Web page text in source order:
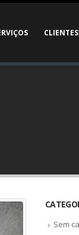
CLIENTES
Sem